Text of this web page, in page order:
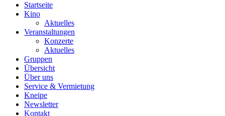
Startseite
Kino
Aktuelles
Veranstaltungen
Konzerte
Aktuelles
Gruppen
Übersicht
Über uns
Service & Vermietung
Kneipe
Newsletter
Kontakt